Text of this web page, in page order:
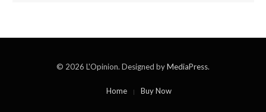
© 2026 L'Opinion. Designed byMediaPress.
Home Buy Now